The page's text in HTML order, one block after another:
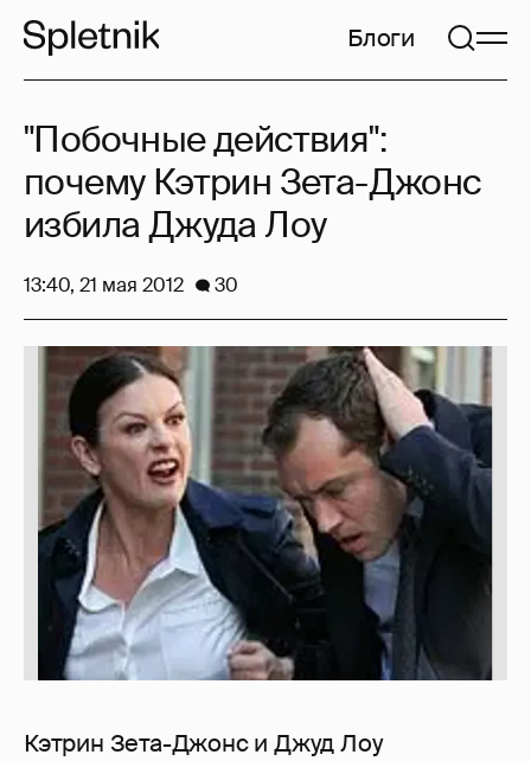
Блоги
Кэтрин Зета-Джонс и Джуд Лоу
"Побочные действия":
почему Кэтрин Зета-Джонс
избила Джуда Лоу
13:40, 21 мая 2012 30